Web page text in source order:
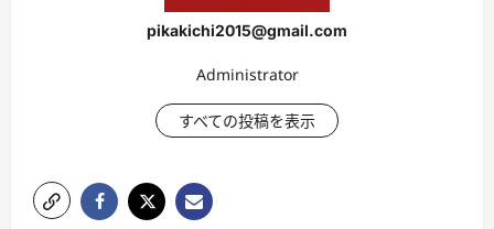
pikakichi2015@gmail.com
Administrator
すべての投稿を表示